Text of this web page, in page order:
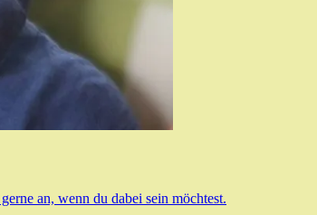
an, wenn du dabei sein möchtest.